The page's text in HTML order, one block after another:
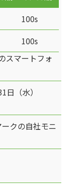
100s
100s
スマートフォ
日（水）
クの自社モニ